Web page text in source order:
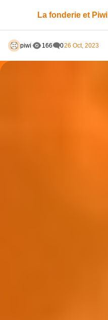
La fonderie et Piwi
piwi 166 026 Oct, 2023